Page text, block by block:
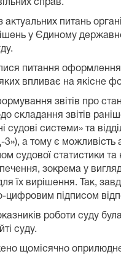
справ.
питань
у Єдиному
питання оформлення
впливає на якісне
звітів про
звітів
системи» та
а тому є можливість
судової статистики
зокрема у
їх вирішення. Так,
цифровим підписом
роботи суду
суду.
щомісячно